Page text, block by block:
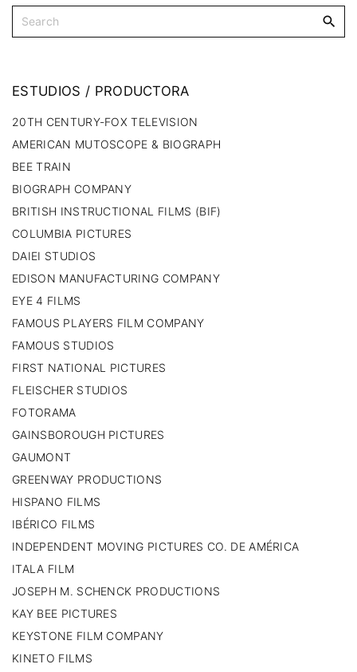
ESTUDIOS / PRODUCTORA
20TH CENTURY-FOX TELEVISION
AMERICAN MUTOSCOPE & BIOGRAPH
BEE TRAIN
BIOGRAPH COMPANY
BRITISH INSTRUCTIONAL FILMS (BIF)
COLUMBIA PICTURES
DAIEI STUDIOS
EDISON MANUFACTURING COMPANY
EYE 4 FILMS
FAMOUS PLAYERS FILM COMPANY
FAMOUS STUDIOS
FIRST NATIONAL PICTURES
FLEISCHER STUDIOS
FOTORAMA
GAINSBOROUGH PICTURES
GAUMONT
GREENWAY PRODUCTIONS
HISPANO FILMS
IBÉRICO FILMS
INDEPENDENT MOVING PICTURES CO. DE AMÉRICA
ITALA FILM
JOSEPH M. SCHENCK PRODUCTIONS
KAY BEE PICTURES
KEYSTONE FILM COMPANY
KINETO FILMS